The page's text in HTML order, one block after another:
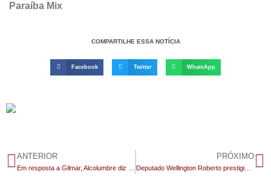
Paraíba Mix
COMPARTILHE ESSA NOTÍCIA
Facebook Twitter WhatsApp
ANTERIOR PRÓXIMO